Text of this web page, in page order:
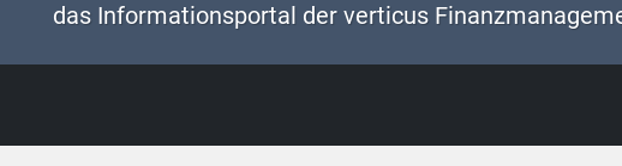
das Informationsportal der verticus